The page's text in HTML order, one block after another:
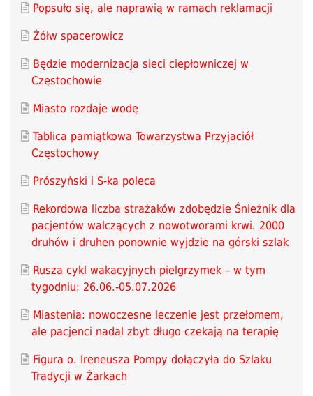
Popsuło się, ale naprawią w ramach reklamacji
Żółw spacerowicz
Będzie modernizacja sieci ciepłowniczej w
Częstochowie
Miasto rozdaje wodę
Tablica pamiątkowa Towarzystwa Przyjaciół
Częstochowy
Prószyński i S-ka poleca
Rekordowa liczba strażaków zdobędzie Śnieżnik dla
pacjentów walczących z nowotworami krwi. 2000
druhów i druhen ponownie wyjdzie na górski szlak
Rusza cykl wakacyjnych pielgrzymek – w tym
tygodniu: 26.06.-05.07.2026
Miastenia: nowoczesne leczenie jest przełomem,
ale pacjenci nadal zbyt długo czekają na terapię
Figura o. Ireneusza Pompy dołączyła do Szlaku
Tradycji w Żarkach